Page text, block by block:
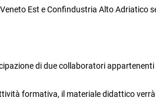
Est e Confindustria Alto Adriatico
di due collaboratori
formativa, il materiale didattico